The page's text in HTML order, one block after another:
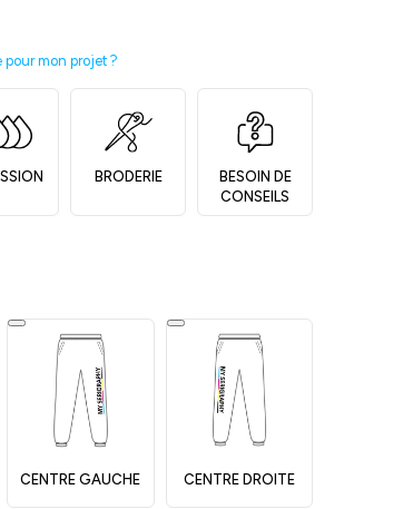
mon projet ?
BRODERIE
BESOIN DE
CONSEILS
CENTRE GAUCHE CENTRE DROITE